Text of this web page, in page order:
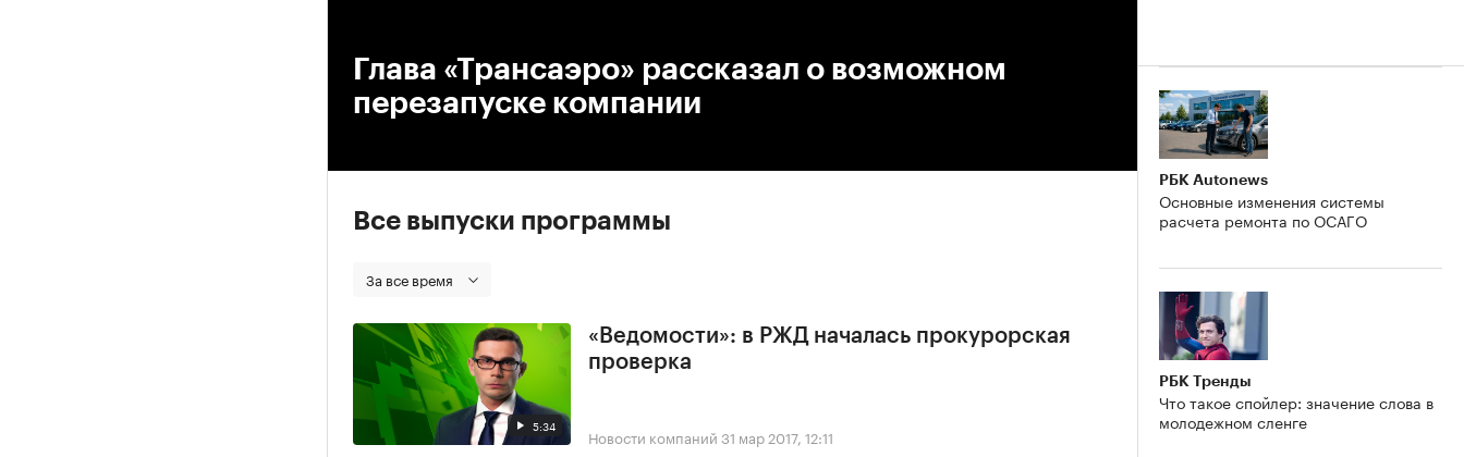
Глава «Трансаэро» рассказал о возможном
перезапуске компании
Все выпуски программы
За все время
5:34
«Ведомости»: в РЖД началась прокурорская
проверка
Новости компаний 31 мар 2017, 12:11
РБК Autonews
Основные изменения системы
расчета ремонта по ОСАГО
РБК Тренды
Что такое спойлер: значение слова в
молодежном сленге